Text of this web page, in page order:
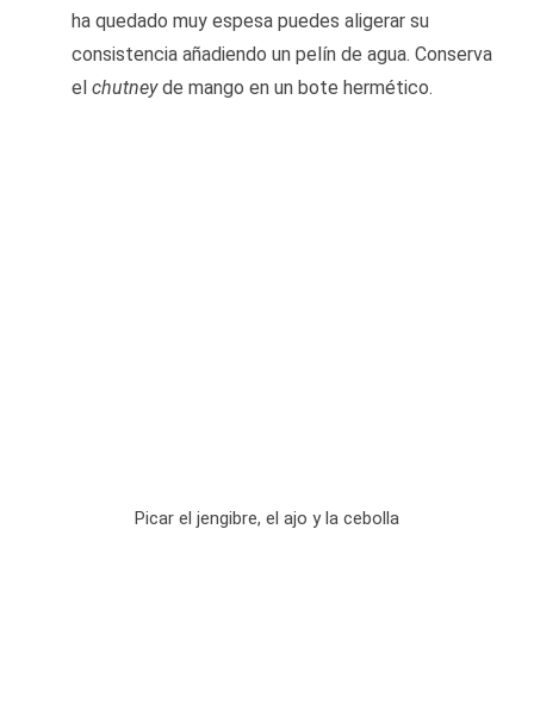
ha quedado muy espesa puedes aligerar su
consistencia añadiendo un pelín de agua. Conserva
el chutneyde mango en un bote hermético.
Picar el jengibre, el ajo y la cebolla